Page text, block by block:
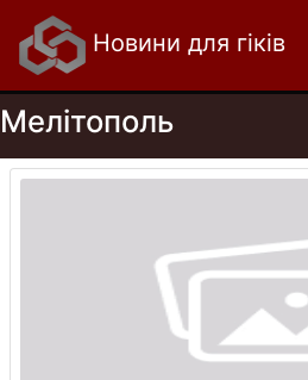
Новини для гіків
Мелітополь